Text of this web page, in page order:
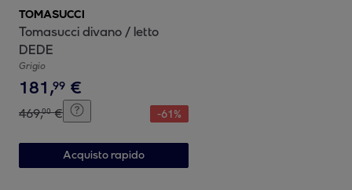
TOMASUCCI
Tomasucci divano / letto
DEDE
Grigio
181,99 €
469,00 € -61%
Acquisto rapido